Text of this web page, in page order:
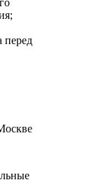
перед